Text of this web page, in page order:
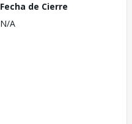
Fecha de Cierre
N/A